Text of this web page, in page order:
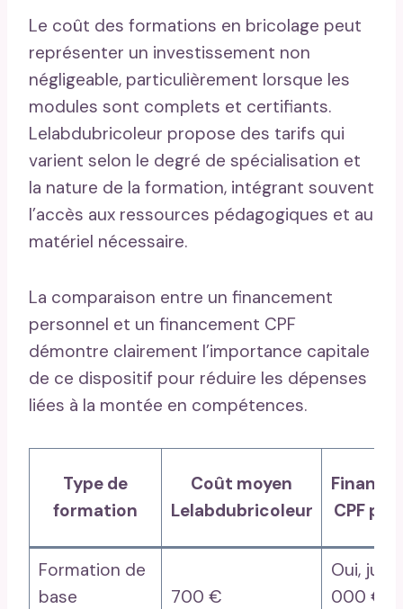
Le coût des formations en bricolage peut
représenter un investissement non
négligeable, particulièrement lorsque les
modules sont complets et certifiants.
Lelabdubricoleur propose des tarifs qui
varient selon le degré de spécialisation et
la nature de la formation, intégrant souvent
l’accès aux ressources pédagogiques et au
matériel nécessaire.
La comparaison entre un financement
personnel et un financement CPF
démontre clairement l’importance capitale
de ce dispositif pour réduire les dépenses
liées à la montée en compétences.
Type de
formation
Coût moyen
Lelabdubricoleur
CPF
Formation de
base
700 €
Oui,
000 €